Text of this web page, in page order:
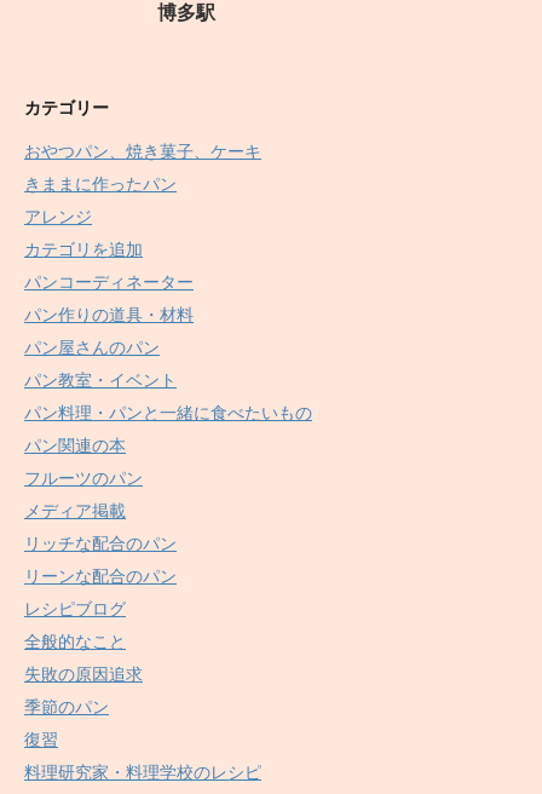
博多駅
カテゴリー
おやつパン、焼き菓子、ケーキ
きままに作ったパン
アレンジ
カテゴリを追加
パンコーディネーター
パン作りの道具・材料
パン屋さんのパン
パン教室・イベント
パン料理・パンと一緒に食べたいもの
パン関連の本
フルーツのパン
メディア掲載
リッチな配合のパン
リーンな配合のパン
レシピブログ
全般的なこと
失敗の原因追求
季節のパン
復習
料理研究家・料理学校のレシピ